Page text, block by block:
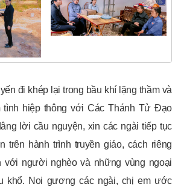
đi khép lại trong bầu khí lặng thầm và
tình hiệp thông với Các Thánh Tử Đạo
lời cầu nguyện, xin các ngài tiếp tục
trên hành trình truyền giáo, cách riêng
với người nghèo và những vùng ngoại
khổ. Noi gương các ngài, chị em ước